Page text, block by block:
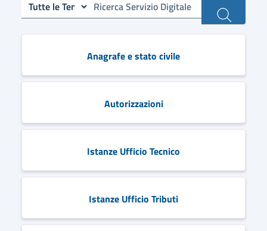
Anagrafe e stato civile
Autorizzazioni
Istanze Ufficio Tecnico
Istanze Ufficio Tributi